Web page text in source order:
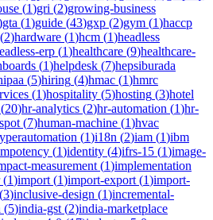
(1)gri (2)growing-business
gta (1)guide (43)gxp (2)gym (1)haccp
(2)hardware (1)hcm (1)headless
erp (1)healthcare (9)healthcare-
(1)helpdesk (7)hepsiburada
(5)hiring (4)hmac (1)hmrc
(1)hospitality (5)hosting (3)hotel
20)hr-analytics (2)hr-automation (1)hr-
(7)human-machine (1)hvac
(1)i18n (2)iam (1)ibm
(1)identity (4)ifrs-15 (1)image-
measurement (1)implementation
(1)import (1)import-export (1)import-
(3)inclusive-design (1)incremental-
(5)india-gst (2)india-marketplace